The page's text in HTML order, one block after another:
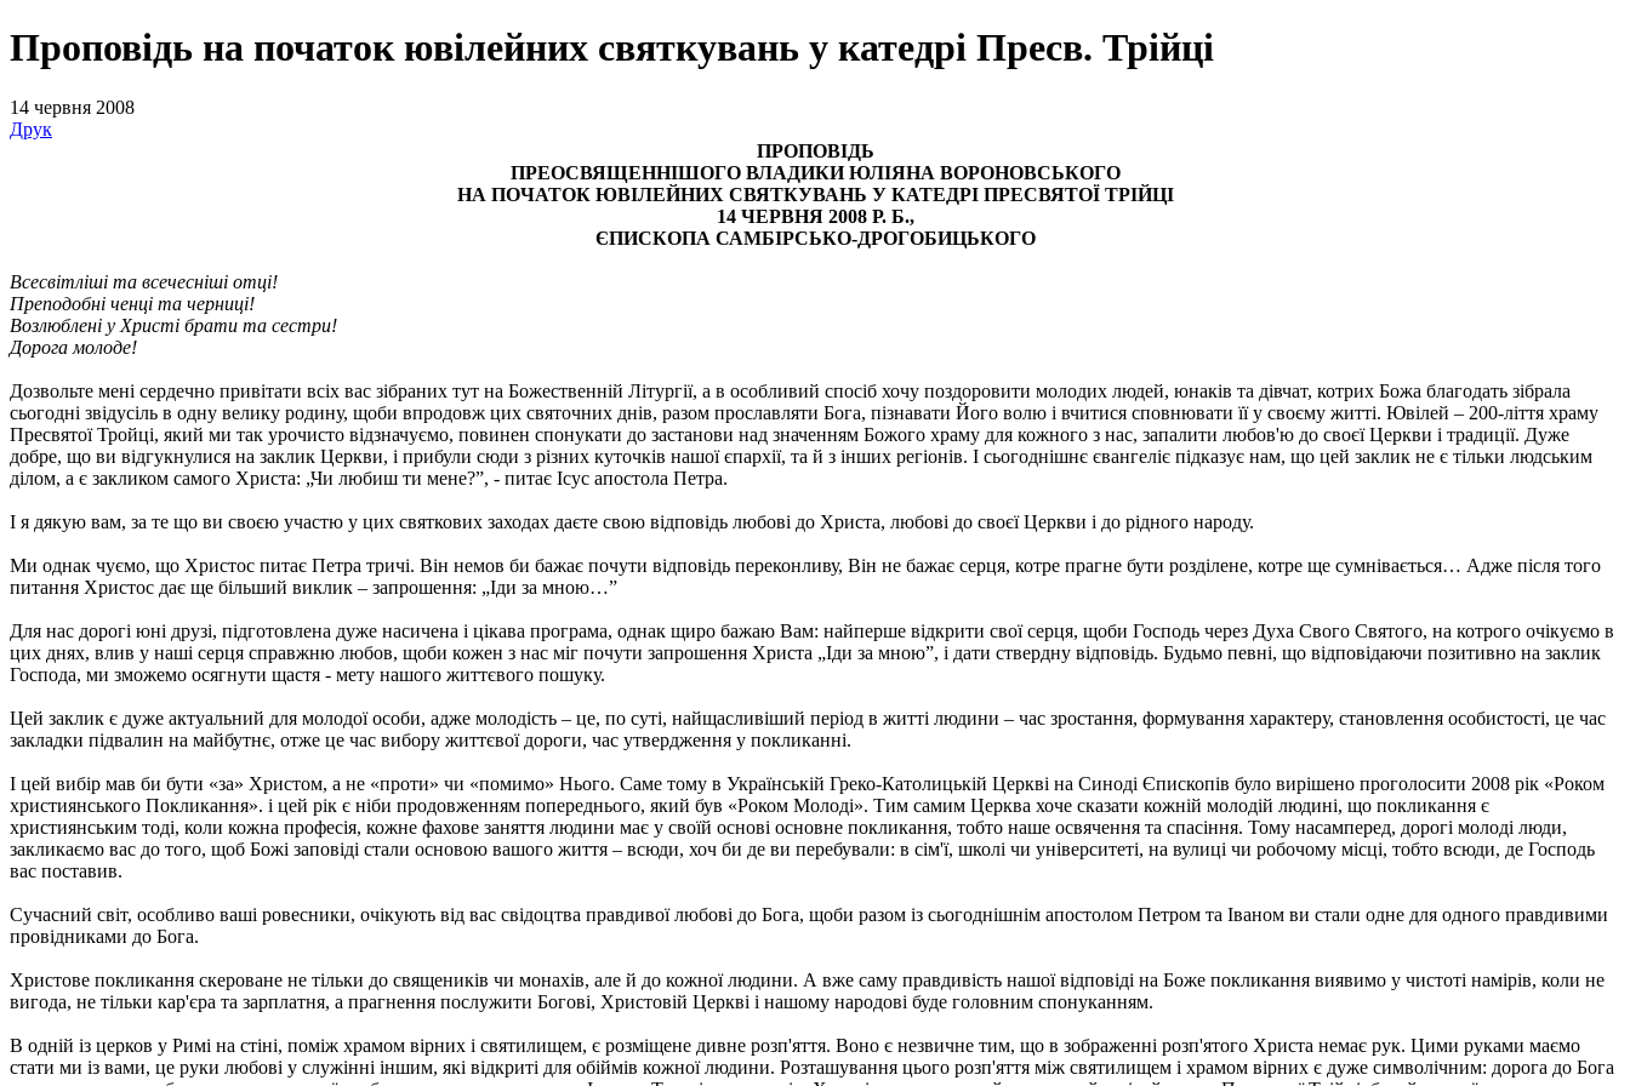
Проповідь на початок ювілейних святкувань у катедрі Пресв. Трійці
14 червня 2008
Друк
ПРОПОВІДЬ
ПРЕОСВЯЩЕННІШОГО ВЛАДИКИ ЮЛІЯНА ВОРОНОВСЬКОГО
НА ПОЧАТОК ЮВІЛЕЙНИХ СВЯТКУВАНЬ У КАТЕДРІ ПРЕСВЯТОЇ ТРІЙЦІ
14 ЧЕРВНЯ 2008 Р. Б.,
ЄПИСКОПА САМБІРСЬКО-ДРОГОБИЦЬКОГО
Всесвітліші та всечесніші отці!
Преподобні ченці та черниці!
Возлюблені у Христі брати та сестри!
Дорога молоде!
Дозвольте мені сердечно привітати всіх вас зібраних тут на Божественній Літургії, а в особливий спосіб хочу поздоровити молодих людей, юнаків та дівчат, котрих Божа благодать зібрала
сьогодні звідусіль в одну велику родину, щоби впродовж цих святочних днів, разом прославляти Бога, пізнавати Його волю і вчитися сповнювати її у своєму житті. Ювілей – 200-ліття храму
Пресвятої Тройці, який ми так урочисто відзначуємо, повинен спонукати до застанови над значенням Божого храму для кожного з нас, запалити любов'ю до своєї Церкви і традиції. Дуже
добре, що ви відгукнулися на заклик Церкви, і прибули сюди з різних куточків нашої єпархії, та й з інших регіонів. І сьогоднішнє євангеліє підказує нам, що цей заклик не є тільки людським
ділом, а є закликом самого Христа: „Чи любиш ти мене?”, - питає Ісус апостола Петра.
І я дякую вам, за те що ви своєю участю у цих святкових заходах даєте свою відповідь любові до Христа, любові до своєї Церкви і до рідного народу.
Ми однак чуємо, що Христос питає Петра тричі. Він немов би бажає почути відповідь переконливу, Він не бажає серця, котре прагне бути розділене, котре ще сумнівається… Адже після того
питання Христос дає ще більший виклик – запрошення: „Іди за мною…”
Для нас дорогі юні друзі, підготовлена дуже насичена і цікава програма, однак щиро бажаю Вам: найперше відкрити свої серця, щоби Господь через Духа Свого Святого, на котрого очікуємо в
цих днях, влив у наші серця справжню любов, щоби кожен з нас міг почути запрошення Христа „Іди за мною”, і дати ствердну відповідь. Будьмо певні, що відповідаючи позитивно на заклик
Господа, ми зможемо осягнути щастя - мету нашого життєвого пошуку.
Цей заклик є дуже актуальний для молодої особи, адже молодість – це, по суті, найщасливіший період в житті людини – час зростання, формування характеру, становлення особистості, це час
закладки підвалин на майбутнє, отже це час вибору життєвої дороги, час утвердження у покликанні.
І цей вибір мав би бути «за» Христом, а не «проти» чи «помимо» Нього. Саме тому в Українській Греко-Католицькій Церкві на Синоді Єпископів було вирішено проголосити 2008 рік «Роком
християнського Покликання». і цей рік є ніби продовженням попереднього, який був «Роком Молоді». Тим самим Церква хоче сказати кожній молодій людині, що покликання є
християнським тоді, коли кожна професія, кожне фахове заняття людини має у своїй основі основне покликання, тобто наше освячення та спасіння. Тому насамперед, дорогі молоді люди,
закликаємо вас до того, щоб Божі заповіді стали основою вашого життя – всюди, хоч би де ви перебували: в сім'ї, школі чи університеті, на вулиці чи робочому місці, тобто всюди, де Господь
вас поставив.
Сучасний світ, особливо ваші ровесники, очікують від вас свідоцтва правдивої любові до Бога, щоби разом із сьогоднішнім апостолом Петром та Іваном ви стали одне для одного правдивими
провідниками до Бога.
Христове покликання скероване не тільки до священиків чи монахів, але й до кожної людини. А вже саму правдивість нашої відповіді на Боже покликання виявимо у чистоті намірів, коли не
вигода, не тільки кар'єра та зарплатня, а прагнення послужити Богові, Христовій Церкві і нашому народові буде головним спонуканням.
В одній із церков у Римі на стіні, поміж храмом вірних і святилищем, є розміщене дивне розп'яття. Воно є незвичне тим, що в зображенні розп'ятого Христа немає рук. Цими руками маємо
стати ми із вами, це руки любові у служінні іншим, які відкриті для обіймів кожної людини. Розташування цього розп'яття між святилищем і храмом вірних є дуже символічним: дорога до Бога